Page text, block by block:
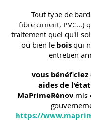
Tout type de
fibre ciment, PVC...)
traitement quel qu'il
ou bien le bois qui
entretien
Vous
aides de l'état
MaPrimeRénov mis
https://